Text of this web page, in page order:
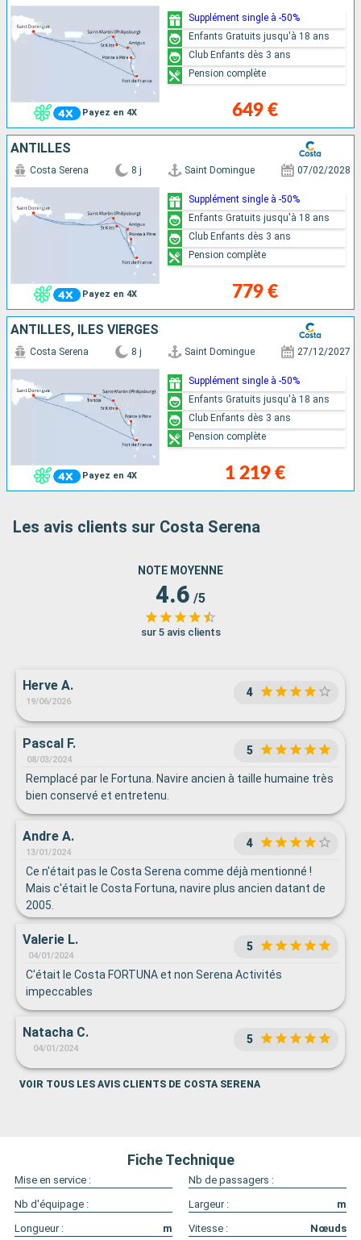
Payez en 4X 649 €
Supplément single à -50%
Enfants Gratuits jusqu'à 18 ans
Club Enfants dès 3 ans
Pension complète
ANTILLES
Payez en 4X
Costa Serena 8 j Saint Domingue 07/02/2028
779 €
Supplément single à -50%
Enfants Gratuits jusqu'à 18 ans
Club Enfants dès 3 ans
Pension complète
ANTILLES, ILES VIERGES
Payez en 4X
Costa Serena 8 j Saint Domingue 27/12/2027
1 219 €
Supplément single à -50%
Enfants Gratuits jusqu'à 18 ans
Club Enfants dès 3 ans
Pension complète
Les avis clients sur Costa Serena
NOTE MOYENNE
4.6 /5
sur 5 avis clients
Herve A.
19/06/2026
4
Pascal F.
08/03/2024
5
Remplacé par le Fortuna. Navire ancien à taille humaine très
bien conservé et entretenu.
Andre A.
13/01/2024
4
Ce n'était pas le Costa Serena comme déjà mentionné !
Mais c'était le Costa Fortuna, navire plus ancien datant de
2005.
Valerie L.
04/01/2024
5
C'était le Costa FORTUNA et non Serena Activités
impeccables
Natacha C.
04/01/2024
5
VOIR TOUS LES AVIS CLIENTS DE COSTA SERENA
Fiche Technique
Mise en service :
Nb de passagers :
Nb d'équipage :
Largeur :
m
Longueur :
m Vitesse : Nœuds